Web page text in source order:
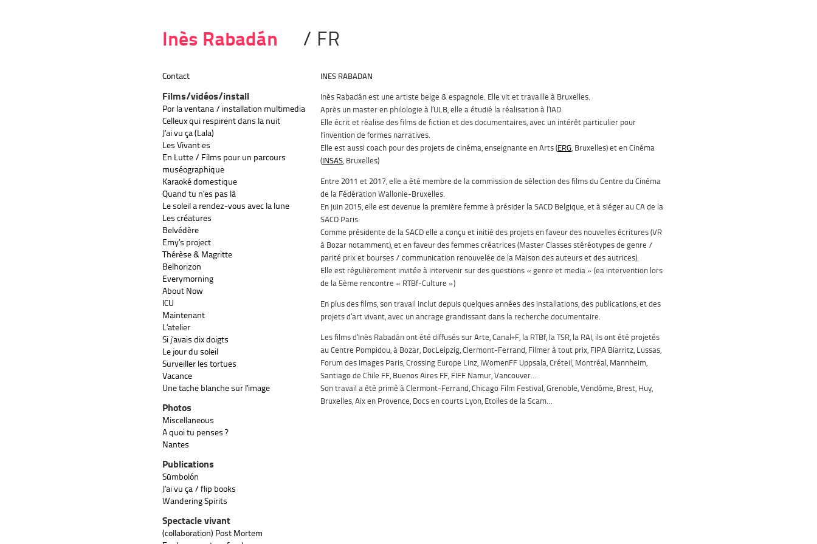
Inès Rabadán
Contact
Films/vidéos/install
Por la ventana / installation multimedia
Celleux qui respirent dans la nuit
J’ai vu ça (Lala)
Les Vivant·es
En Lutte / Films pour un parcours
muséographique
Karaoké domestique
Quand tu n’es pas là
Le soleil a rendez-vous avec la lune
Les créatures
Belvédère
Emy’s project
Thérèse & Magritte
Belhorizon
Everymorning
About Now
ICU
Maintenant
L’atelier
Si j’avais dix doigts
Le jour du soleil
Surveiller les tortues
Vacance
Une tache blanche sur l’image
Photos
Miscellaneous
A quoi tu penses ?
Nantes
Publications
Sūmbolón
J’ai vu ça / flip books
Wandering Spirits
Spectacle vivant
(collaboration) Post Mortem
/ FR
INES RABADAN
Inès Rabadán est une artiste belge & espagnole. Elle vit et travaille à Bruxelles.
Après un master en philologie à l’ULB, elle a étudié la réalisation à l’IAD.
Elle écrit et réalise des films de fiction et des documentaires, avec un intérêt particulier pour
l’invention de formes narratives.
Elle est aussi coach pour des projets de cinéma, enseignante en Arts (ERG, Bruxelles) et en Cinéma
( INSAS, Bruxelles)
Entre 2011 et 2017, elle a été membre de la commission de sélection des films du Centre du Cinéma
de la Fédération Wallonie-Bruxelles.
En juin 2015, elle est devenue la première femme à présider la SACD Belgique, et à siéger au CA de la
SACD Paris.
Comme présidente de la SACD elle a conçu et initié des projets en faveur des nouvelles écritures (VR
à Bozar notamment), et en faveur des femmes créatrices (Master Classes stéréotypes de genre /
parité prix et bourses / communication renouvelée de la Maison des auteurs et des autrices).
Elle est régulièrement invitée à intervenir sur des questions « genre et media » (ea intervention lors
de la 5ème rencontre « RTBf-Culture »)
En plus des films, son travail inclut depuis quelques années des installations, des publications, et des
projets d’art vivant, avec un ancrage grandissant dans la recherche documentaire.
Les films d’Inès Rabadán ont été diffusés sur Arte, Canal+F, la RTBf, la TSR, la RAI, ils ont été projetés
au Centre Pompidou, à Bozar, DocLeipzig, Clermont-Ferrand, Filmer à tout prix, FIPA Biarritz, Lussas,
Forum des Images Paris, Crossing Europe Linz, IWomenFF Uppsala, Créteil, Montréal, Mannheim,
Santiago de Chile FF, Buenos Aires FF, FIFF Namur, Vancouver…
Son travail a été primé à Clermont-Ferrand, Chicago Film Festival, Grenoble, Vendôme, Brest, Huy,
Bruxelles, Aix en Provence, Docs en courts Lyon, Etoiles de la Scam…